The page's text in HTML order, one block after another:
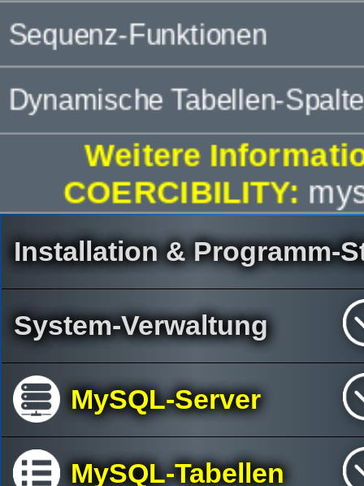
Sequenz-Funktionen
Dynamische Tabellen-
Weitere
COERCIBILITY:
Installation & Programm-
System-Verwaltung
MySQL-Server
MySQL-Tabellen